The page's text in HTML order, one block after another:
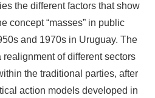
the different factors that show
concept “masses” in public
and 1970s in Uruguay. The
realignment of different sectors
the traditional parties, after
action models developed in